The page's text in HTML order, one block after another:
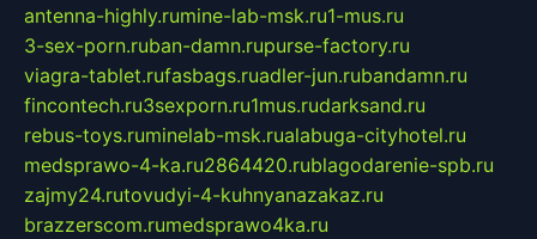
antenna-highly.rumine-lab-msk.ru1-mus.ru
3-sex-porn.ruban-damn.rupurse-factory.ru
viagra-tablet.rufasbags.ruadler-jun.rubandamn.ru
fincontech.ru3sexporn.ru1mus.rudarksand.ru
rebus-toys.ruminelab-msk.rualabuga-cityhotel.ru
medsprawo-4-ka.ru2864420.rublagodarenie-spb.ru
zajmy24.rutovudyi-4-kuhnyanazakaz.ru
brazzerscom.rumedsprawo4ka.ru